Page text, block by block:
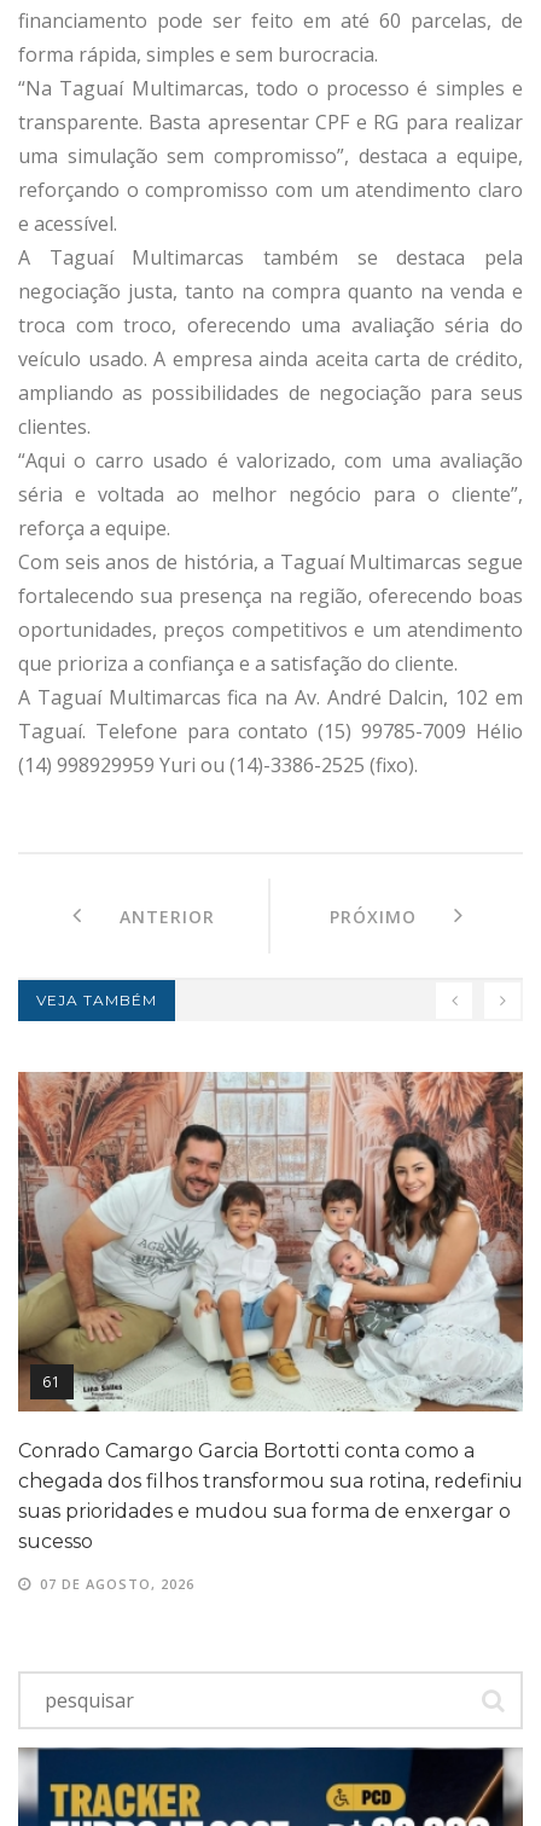
financiamento pode ser feito em até 60 parcelas, de
forma rápida, simples e sem burocracia.
“Na Taguaí Multimarcas, todo o processo é simples e
transparente. Basta apresentar CPF e RG para realizar
uma simulação sem compromisso”, destaca a equipe,
reforçando o compromisso com um atendimento claro
e acessível.
A Taguaí Multimarcas também se destaca pela
negociação justa, tanto na compra quanto na venda e
troca com troco, oferecendo uma avaliação séria do
veículo usado. A empresa ainda aceita carta de crédito,
ampliando as possibilidades de negociação para seus
clientes.
“Aqui o carro usado é valorizado, com uma avaliação
séria e voltada ao melhor negócio para o cliente”,
reforça a equipe.
Com seis anos de história, a Taguaí Multimarcas segue
fortalecendo sua presença na região, oferecendo boas
oportunidades, preços competitivos e um atendimento
que prioriza a confiança e a satisfação do cliente.
A Taguaí Multimarcas fica na Av. André Dalcin, 102 em
Taguaí. Telefone para contato (15) 99785-7009 Hélio
(14) 998929959 Yuri ou (14)-3386-2525 (fixo).
ANTERIOR PRÓXIMO
VEJA TAMBÉM
61
Conrado Camargo Garcia Bortotti conta como a
chegada dos filhos transformou sua rotina, redefiniu
suas prioridades e mudou sua forma de enxergar o
sucesso
07 DE AGOSTO, 2026